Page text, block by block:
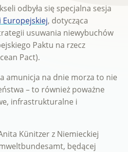
odbyła się specjalna sesja
Europejskiej, dotycząca
usuwania niewybuchów
Paktu na rzecz
Pact).
amunicja na dnie morza to nie
– to również poważne
infrastrukturalne i
Künitzer z Niemieckiej
będącej